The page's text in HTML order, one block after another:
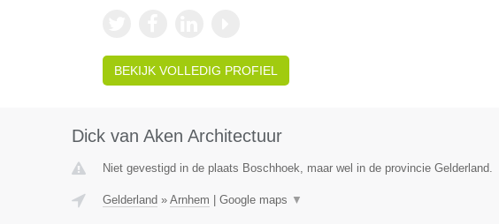
BEKIJK VOLLEDIG PROFIEL
Dick van Aken Architectuur
Niet gevestigd in de plaats Boschhoek, maar wel in de provincie Gelderland.
Gelderland » Arnhem Google maps ▼